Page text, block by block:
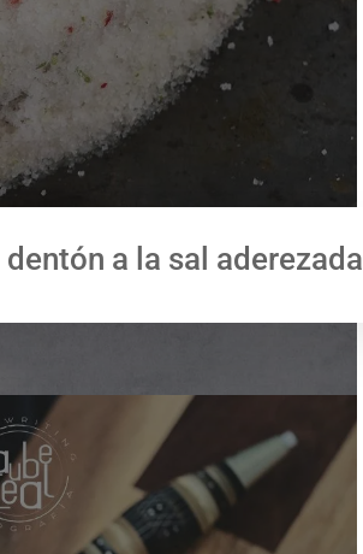
a la sal aderezada